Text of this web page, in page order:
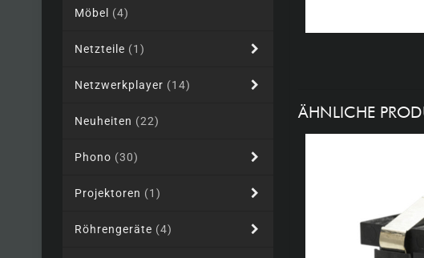
ÄHNLICHE
Möbel (4)
Netzteile (1)
Netzwerkplayer (14)
Neuheiten (22)
Phono (30)
Projektoren (1)
Röhrengeräte (4)